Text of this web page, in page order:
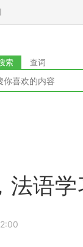
索 查词
法语